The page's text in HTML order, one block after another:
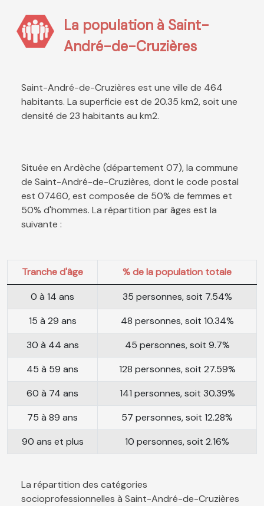
La population à Saint-
André-de-Cruzières
Saint-André-de-Cruzières est une ville de 464
habitants. La superficie est de 20.35 km2, soit une
densité de 23 habitants au km2.
Située en Ardèche (département 07), la commune
de Saint-André-de-Cruzières, dont le code postal
est 07460, est composée de 50% de femmes et
50% d'hommes. La répartition par âges est la
suivante :
Tranche d'âge
% de la population totale
0 à 14 ans
35 personnes, soit 7.54%
15 à 29 ans
48 personnes, soit 10.34%
30 à 44 ans
45 personnes, soit 9.7%
45 à 59 ans
128 personnes, soit 27.59%
60 à 74 ans
141 personnes, soit 30.39%
75 à 89 ans
57 personnes, soit 12.28%
90 ans et plus
10 personnes, soit 2.16%
La répartition des catégories
socioprofessionnelles à Saint-André-de-Cruzières